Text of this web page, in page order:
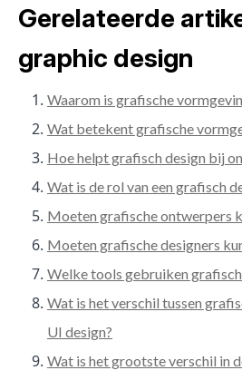
Gerelateerde
graphic design
Waarom is grafische
Wat betekent grafische
Hoe helpt grafisch design bij
Wat is de rol van een grafisch
Moeten grafische ontwerpers
Moeten grafische designers
Welke tools gebruiken
Wat is het verschil tussen
UI design?
Wat is het grootste verschil in